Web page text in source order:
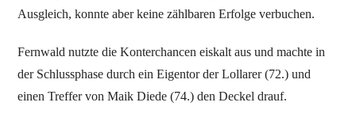
Ausgleich, konnte aber keine zählbaren Erfolge verbuchen.
Fernwald nutzte die Konterchancen eiskalt aus und machte in
der Schlussphase durch ein Eigentor der Lollarer (72.) und
einen Treffer von Maik Diede (74.) den Deckel drauf.